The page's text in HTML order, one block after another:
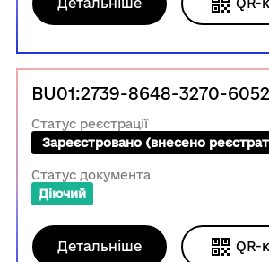
Детальніше QR-
BU01:2739-8648-3270-6052
Статус реєстрації
Зареєстровано (внесено
Статус документа
Діючий
Детальніше QR-